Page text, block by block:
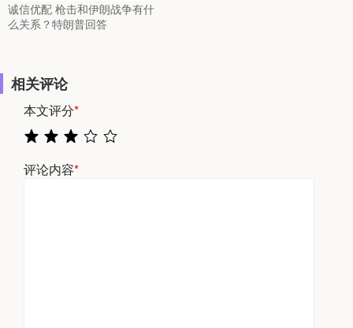
诚信优配 枪击和伊朗战争有什
么关系？特朗普回答
相关评论
本文评分*
评论内容*